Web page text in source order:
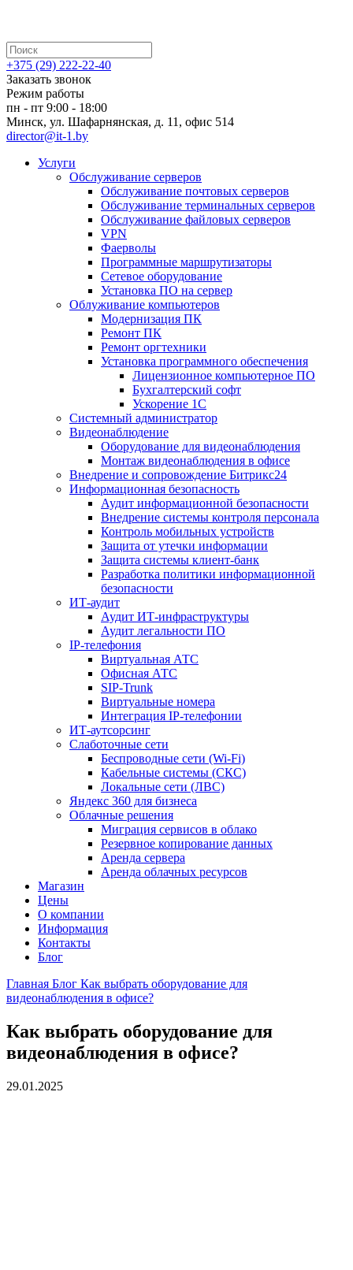
+375 (29) 222-22-40
Заказать звонок
Режим работы
пн - пт 9:00 - 18:00
Минск, ул. Шафарнянская, д. 11, офис 514
director@it-1.by
Услуги
Обслуживание серверов
Обслуживание почтовых серверов
Обслуживание терминальных серверов
Обслуживание файловых серверов
VPN
Фаерволы
Программные маршрутизаторы
Сетевое оборудование
Установка ПО на сервер
Облуживание компьютеров
Модернизация ПК
Ремонт ПК
Ремонт оргтехники
Установка программного обеспечения
Лицензионное компьютерное ПО
Бухгалтерский софт
Ускорение 1С
Системный администратор
Видеонаблюдение
Оборудование для видеонаблюдения
Монтаж видеонаблюдения в офисе
Внедрение и сопровождение Битрикс24
Информационная безопасность
Аудит информационной безопасности
Внедрение системы контроля персонала
Контроль мобильных устройств
Защита от утечки информации
Защита системы клиент-банк
Разработка политики информационной
безопасности
ИТ-аудит
Аудит ИТ-инфраструктуры
Аудит легальности ПО
IP-телефония
Виртуальная АТС
Офисная АТС
SIP-Trunk
Виртуальные номера
Интеграция IP-телефонии
ИТ-аутсорсинг
Слаботочные сети
Беспроводные сети (Wi-Fi)
Кабельные системы (СКС)
Локальные сети (ЛВС)
Яндекс 360 для бизнеса
Облачные решения
Миграция сервисов в облако
Резервное копирование данных
Аренда сервера
Аренда облачных ресурсов
Магазин
Цены
О компании
Информация
Контакты
Блог
Главная Блог Как выбрать оборудование для
видеонаблюдения в офисе?
Как выбрать оборудование для
видеонаблюдения в офисе?
29.01.2025